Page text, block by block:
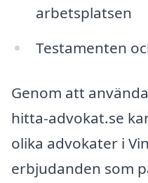
arbetsplatsen
Testamenten
Genom att
hitta-advokat.se
olika advokater i
erbjudanden som